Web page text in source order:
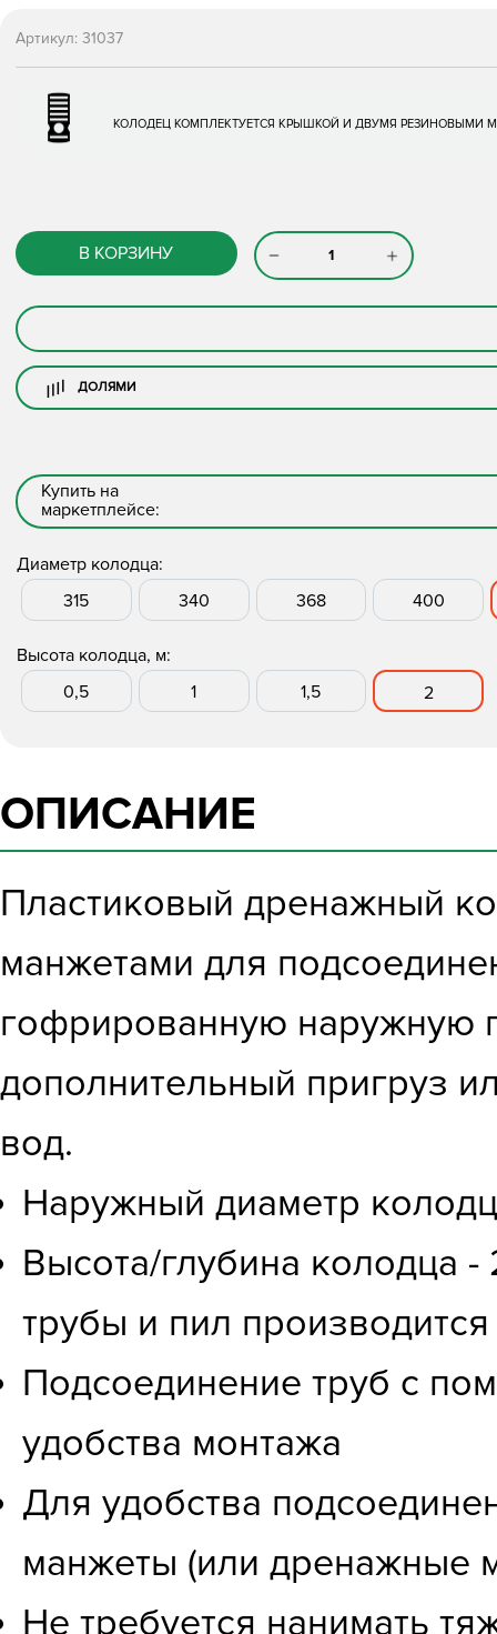
Артикул: 31037
КОЛОДЕЦ КОМПЛЕКТУЕТСЯ КРЫШКОЙ И ДВУМЯ РЕЗИНОВЫМИ
В КОРЗИНУ
ДОЛЯМИ
Купить на
маркетплейсе:
Диаметр колодца:
315
340 368 400
Высота колодца, м:
0,5
1 1,5 2
ОПИСАНИЕ
Пластиковый дренажный
манжетами для
гофрированную наружную
дополнительный пригруз
вод.
Наружный диаметр
Высота/глубина колодца
трубы и пил
Подсоединение труб с
удобства монтажа
Для удобства
манжеты (или дренажные
Не требуется нанимать